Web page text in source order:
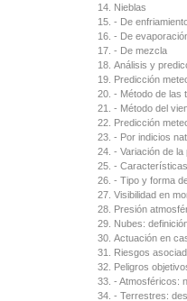
Nieblas
- De
- De
- De mezcla
Análisis y
Predicción
- Método de las
- Método del
Predicción
- Por indicios
- Variación de
-
- Tipo y forma
Visibilidad en
Presión
Nubes:
Actuación en
Riesgos
Peligros
- Atmosféricos:
- Terrestres: